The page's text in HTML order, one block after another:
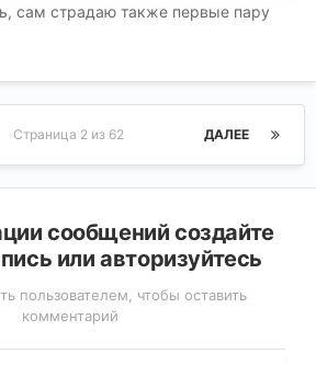
сам страдаю также первые пару
ДАЛЕЕ
Страница 2 из 62
сообщений создайте
или авторизуйтесь
пользователем, чтобы оставить
комментарий